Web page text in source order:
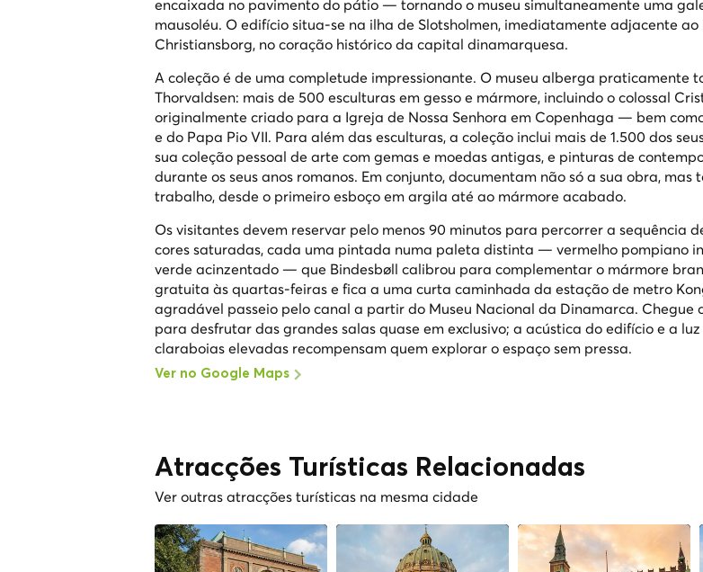
encaixada no pavimento do pátio — tornando o museu simultaneamente uma
mausoléu. O edifício situa-se na ilha de Slotsholmen, imediatamente adjacente ao
Christiansborg, no coração histórico da capital dinamarquesa.
A coleção é de uma completude impressionante. O museu alberga praticamente
Thorvaldsen: mais de 500 esculturas em gesso e mármore, incluindo o colossal
originalmente criado para a Igreja de Nossa Senhora em Copenhaga — bem
e do Papa Pio VII. Para além das esculturas, a coleção inclui mais de 1.500 dos
sua coleção pessoal de arte com gemas e moedas antigas, e pinturas de
durante os seus anos romanos. Em conjunto, documentam não só a sua obra, mas
trabalho, desde o primeiro esboço em argila até ao mármore acabado.
Os visitantes devem reservar pelo menos 90 minutos para percorrer a sequência
cores saturadas, cada uma pintada numa paleta distinta — vermelho pompiano
verde acinzentado — que Bindesbøll calibrou para complementar o mármore
gratuita às quartas-feiras e fica a uma curta caminhada da estação de metro
agradável passeio pelo canal a partir do Museu Nacional da Dinamarca. Chegue
para desfrutar das grandes salas quase em exclusivo; a acústica do edifício e a
claraboias elevadas recompensam quem explorar o espaço sem pressa.
Ver no Google Maps
Atracções Turísticas Relacionadas
Ver outras atracções turísticas na mesma cidade